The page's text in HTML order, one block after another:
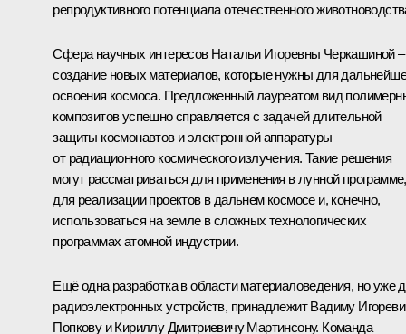
репродуктивного потенциала отечественного
Сфера научных интересов Натальи Игоревны Черкашиной –
создание новых материалов, которые нужны для
освоения космоса. Предложенный лауреатом вид
композитов успешно справляется с задачей длительной
защиты космонавтов и электронной аппаратуры
от радиационного космического излучения. Такие решения
могут рассматриваться для применения в лунной программе,
для реализации проектов в дальнем космосе и, конечно,
использоваться на земле в сложных технологических
программах атомной индустрии.
Ещё одна разработка в области материаловедения, но уже
радиоэлектронных устройств, принадлежит Вадиму
Попкову и Кириллу Дмитриевичу Мартинсону. Команда